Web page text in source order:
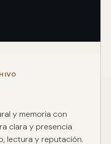
y memoria con
clara y presencia
lectura y reputación.